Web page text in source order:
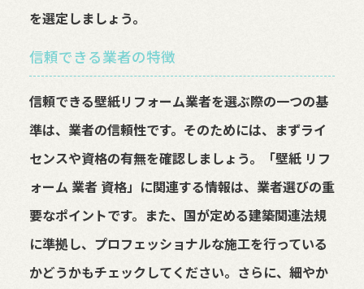
を選定しましょう。
信頼できる業者の特徴
信頼できる壁紙リフォーム業者を選ぶ際の一つの基
準は、業者の信頼性です。そのためには、まずライ
センスや資格の有無を確認しましょう。「壁紙 リフ
ォーム 業者 資格」に関連する情報は、業者選びの重
要なポイントです。また、国が定める建築関連法規
に準拠し、プロフェッショナルな施工を行っている
かどうかもチェックしてください。さらに、細やか